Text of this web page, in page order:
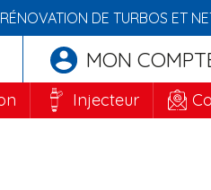
DE TURBOS ET
MON
Injecteur